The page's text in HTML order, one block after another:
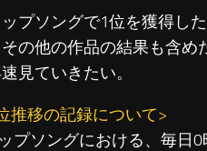
プソングで1位を獲得し
の他の作品の結果も含
見ていきたい。
推移の記録について>
ップソングにおける、毎